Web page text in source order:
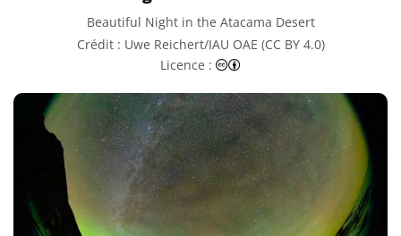
Beautiful Night in the Atacama Desert
Crédit : Uwe Reichert/IAU OAE (CC BY 4.0)
Licence :
Creative Commons (CC)